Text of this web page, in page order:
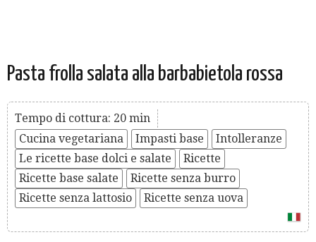
Pasta frolla salata alla barbabietola rossa
Tempo di cottura: 20 min
Cucina vegetariana
Impasti base
Intolleranze
Le ricette base dolci e salate
Ricette
Ricette base salate
Ricette senza burro
Ricette senza lattosio
Ricette senza uova